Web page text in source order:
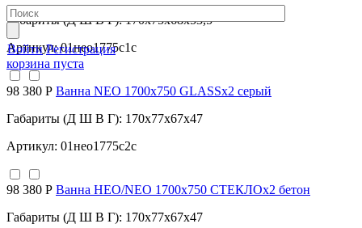
Войти Регистрация
корзина пуста
Габариты (Д Ш В Г): 170x75x68x53,5
Артикул: 01нео1775с1с
98 380 Р Ванна NEO 1700х750 GLASSх2 серый
Габариты (Д Ш В Г): 170x77x67x47
Артикул: 01нео1775с2с
98 380 Р Ванна НЕО/NEO 1700х750 СТЕКЛОх2 бетон
Габариты (Д Ш В Г): 170x77x67x47